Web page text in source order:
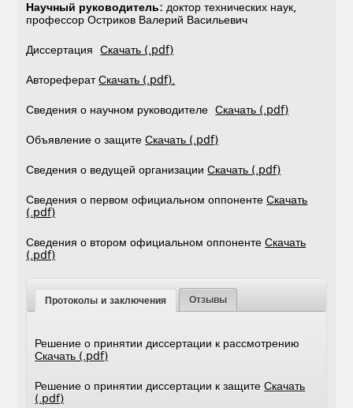
Научный руководитель: доктор технических наук,
профессор Остриков Валерий Васильевич
ДиссертацияСкачать (.pdf)
АвторефератСкачать (.pdf).
Сведения о научном руководителеСкачать (.pdf)
Объявление о защитеСкачать (.pdf)
Сведения о ведущей организацииСкачать (.pdf)
Сведения о первом официальном оппонентеСкачать
(.pdf)
Сведения о втором официальном оппонентеСкачать
(.pdf)
Протоколы и заключения Отзывы
Решение о принятии диссертации к рассмотрению
Скачать (.pdf)
Решение о принятии диссертации к защитеСкачать
(.pdf)